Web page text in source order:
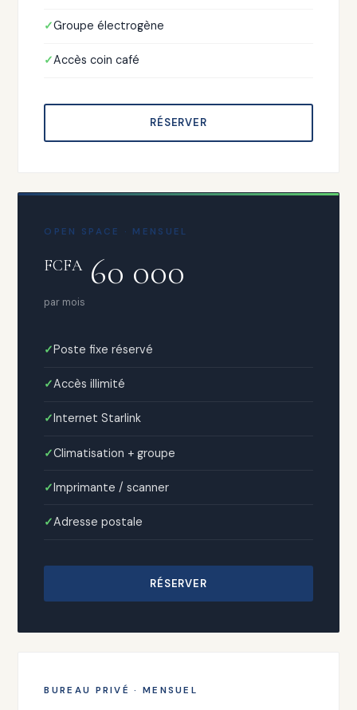
Groupe électrogène
Accès coin café
RÉSERVER
OPEN SPACE · MENSUEL
FCFA60 000
par mois
Poste fixe réservé
Accès illimité
Internet Starlink
Climatisation + groupe
Imprimante / scanner
Adresse postale
RÉSERVER
BUREAU PRIVÉ · MENSUEL